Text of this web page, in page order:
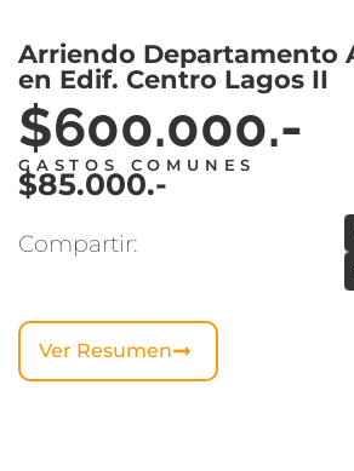
Arriendo Departamento
en Edif. Centro Lagos II
$600.000.-
GASTOS COMUNES
$85.000.-
Compartir:
Ver Resumen